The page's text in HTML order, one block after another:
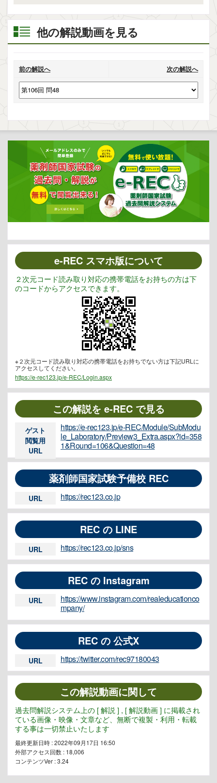
他の解説動画を見る
前の解説へ 次の解説へ
e-REC スマホ版について
２次元コード読み取り対応の携帯電話をお持ちの方は下
のコードからアクセスできます。
※２次元コード読み取り対応の携帯電話をお持ちでない方は下記URLに
アクセスしてください。
https://e-rec123.jp/e-REC/Login.aspx
この解説を e-REC で見る
ゲスト
閲覧用
URL
https://e-rec123.jp/e-REC/Module/SubModu
le_Laboratory/Preview3_Extra.aspx?id=358
1&Round=106&Question=48
薬剤師国家試験予備校 REC
URL https://rec123.co.jp
REC の LINE
URL https://rec123.co.jp/sns
REC の Instagram
URL
https://www.instagram.com/realeducationco
mpany/
REC の 公式X
URL https://twitter.com/rec97180043
この解説動画に関して
過去問解説システム上の [ 解説 ] , [ 解説動画 ] に掲載され
ている画像・映像・文章など、無断で複製・利用・転載
する事は一切禁止いたします
最終更新日時 : 2022年09月17日 16:50
外部アクセス回数 : 18,006
コンテンツVer : 3.24